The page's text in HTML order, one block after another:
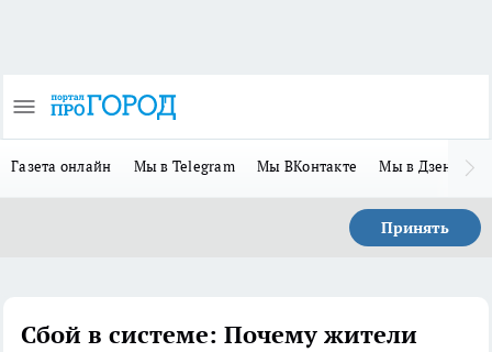
Газета онлайн Мы в Telegram Мы ВКонтакте Мы в Дзене
Принять
Сбой в системе: Почему жители